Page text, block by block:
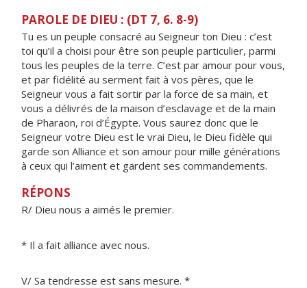
PAROLE DE DIEU : (DT 7, 6. 8-9)
Tu es un peuple consacré au Seigneur ton Dieu : c’est
toi qu’il a choisi pour être son peuple particulier, parmi
tous les peuples de la terre. C’est par amour pour vous,
et par fidélité au serment fait à vos pères, que le
Seigneur vous a fait sortir par la force de sa main, et
vous a délivrés de la maison d’esclavage et de la main
de Pharaon, roi d’Égypte. Vous saurez donc que le
Seigneur votre Dieu est le vrai Dieu, le Dieu fidèle qui
garde son Alliance et son amour pour mille générations
à ceux qui l’aiment et gardent ses commandements.
RÉPONS
R/ Dieu nous a aimés le premier.
* Il a fait alliance avec nous.
V/ Sa tendresse est sans mesure. *